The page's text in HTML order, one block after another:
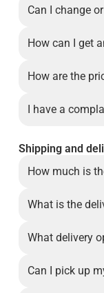
Can I change
How can I get
How are the
I have a
Shipping and
How much is
What is the
What delivery
Can I pick up